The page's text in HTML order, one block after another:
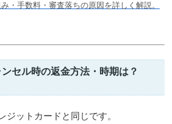
・手数料・審査落ちの原因を詳しく解説。
セル時の返金方法・時期は？
ジットカードと同じです。